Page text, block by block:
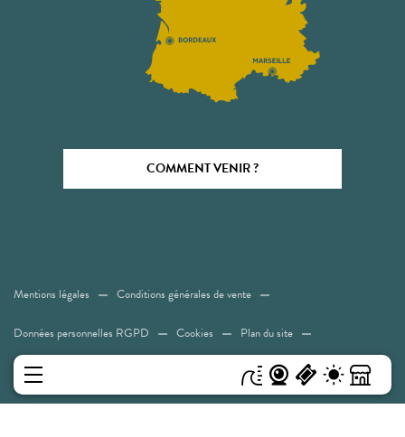
COMMENT VENIR ?
Mentions légales Conditions générales de vente
Données personnelles RGPD Cookies Plan du site
Accessibilité: Non conforme